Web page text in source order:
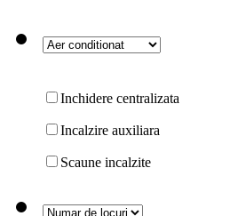
Inchidere centralizata
Incalzire auxiliara
Scaune incalzite